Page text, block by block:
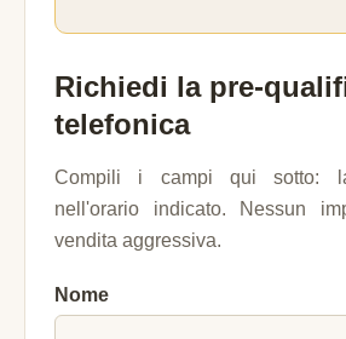
Richiedi la pre-
telefonica
Compili i campi qui sotto: la
nell'orario indicato. Nessun
vendita aggressiva.
Nome